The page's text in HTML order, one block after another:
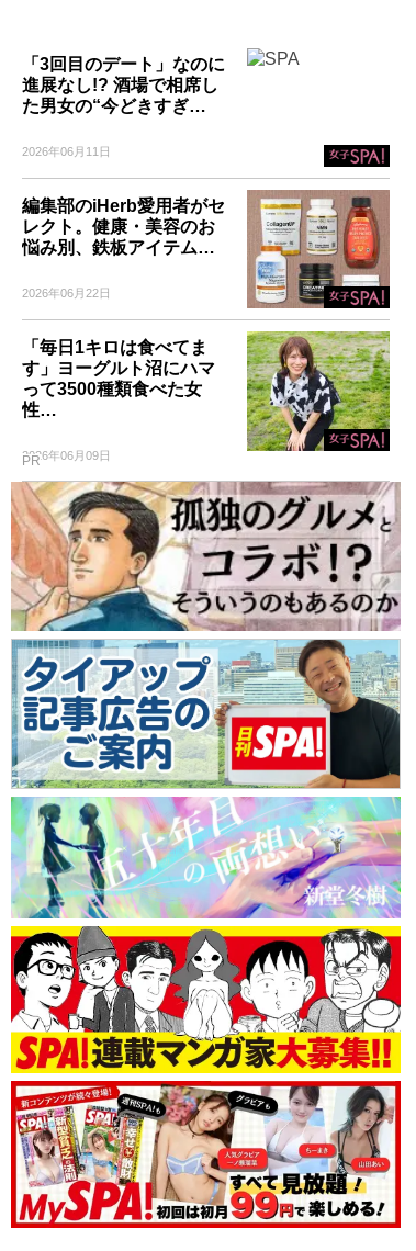
「3回目のデート」なのに
進展なし!? 酒場で相席し
た男女の“今どきすぎ…
2026年06月11日
編集部のiHerb愛用者がセ
レクト。健康・美容のお
悩み別、鉄板アイテム…
2026年06月22日
「毎日1キロは食べてま
す」ヨーグルト沼にハマ
って3500種類食べた女
性…
2026年06月09日
PR